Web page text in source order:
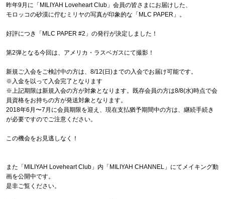
昨年9月に「MILIYAH Loveheart Club」会員の皆さまにお届けした、
モロッコの砂漠に佇むミリヤの写真が印象的な「MLC PAPER」。
好評につき「MLC PAPER #2」の発行が決定しました！
第2弾となる今回は、アメリカ・ラスベガスにて撮影！
新規ご入会をご検討中の方は、8/12(日)までの入会でお届け可能です。
※入金を以って入会完了となります
※上記期限は新規入会の方が対象となります。既存会員の方は8/8(水)時点で会
員資格をお持ちの方が発送対象となります。
2018年6月〜7月に会員期限を迎え、現在支払猶予期間中の方は、継続手続き
が必要ですのでご注意ください。
この機会をお見逃しなく！
また「MILIYAH Loveheart Club」内「MILIYAH CHANNEL」にてメイキング動
画を公開中です。
是非ご覧ください。